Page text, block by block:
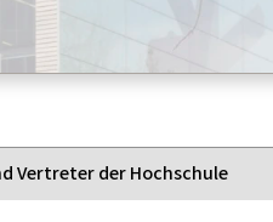
Vertreter der Hochschule